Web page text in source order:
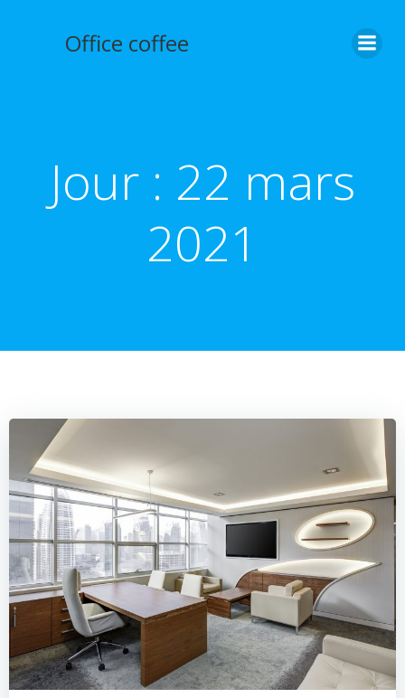
Office coffee
Jour : 22 mars
2021